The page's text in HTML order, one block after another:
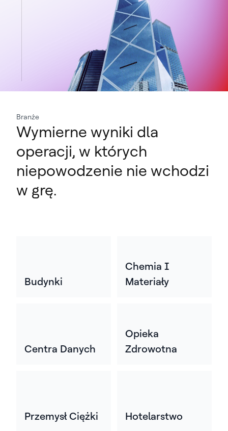
Branże
Wymierne wyniki dla
operacji, w których
niepowodzenie nie wchodzi
w grę.
Budynki
Chemia I
Materiały
Centra Danych
Opieka
Zdrowotna
Przemysł Ciężki Hotelarstwo